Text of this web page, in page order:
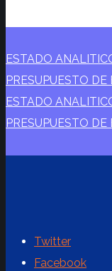
ESTADO
PRESUPUESTO
ESTADO
PRESUPUESTO
Twitter
Facebook